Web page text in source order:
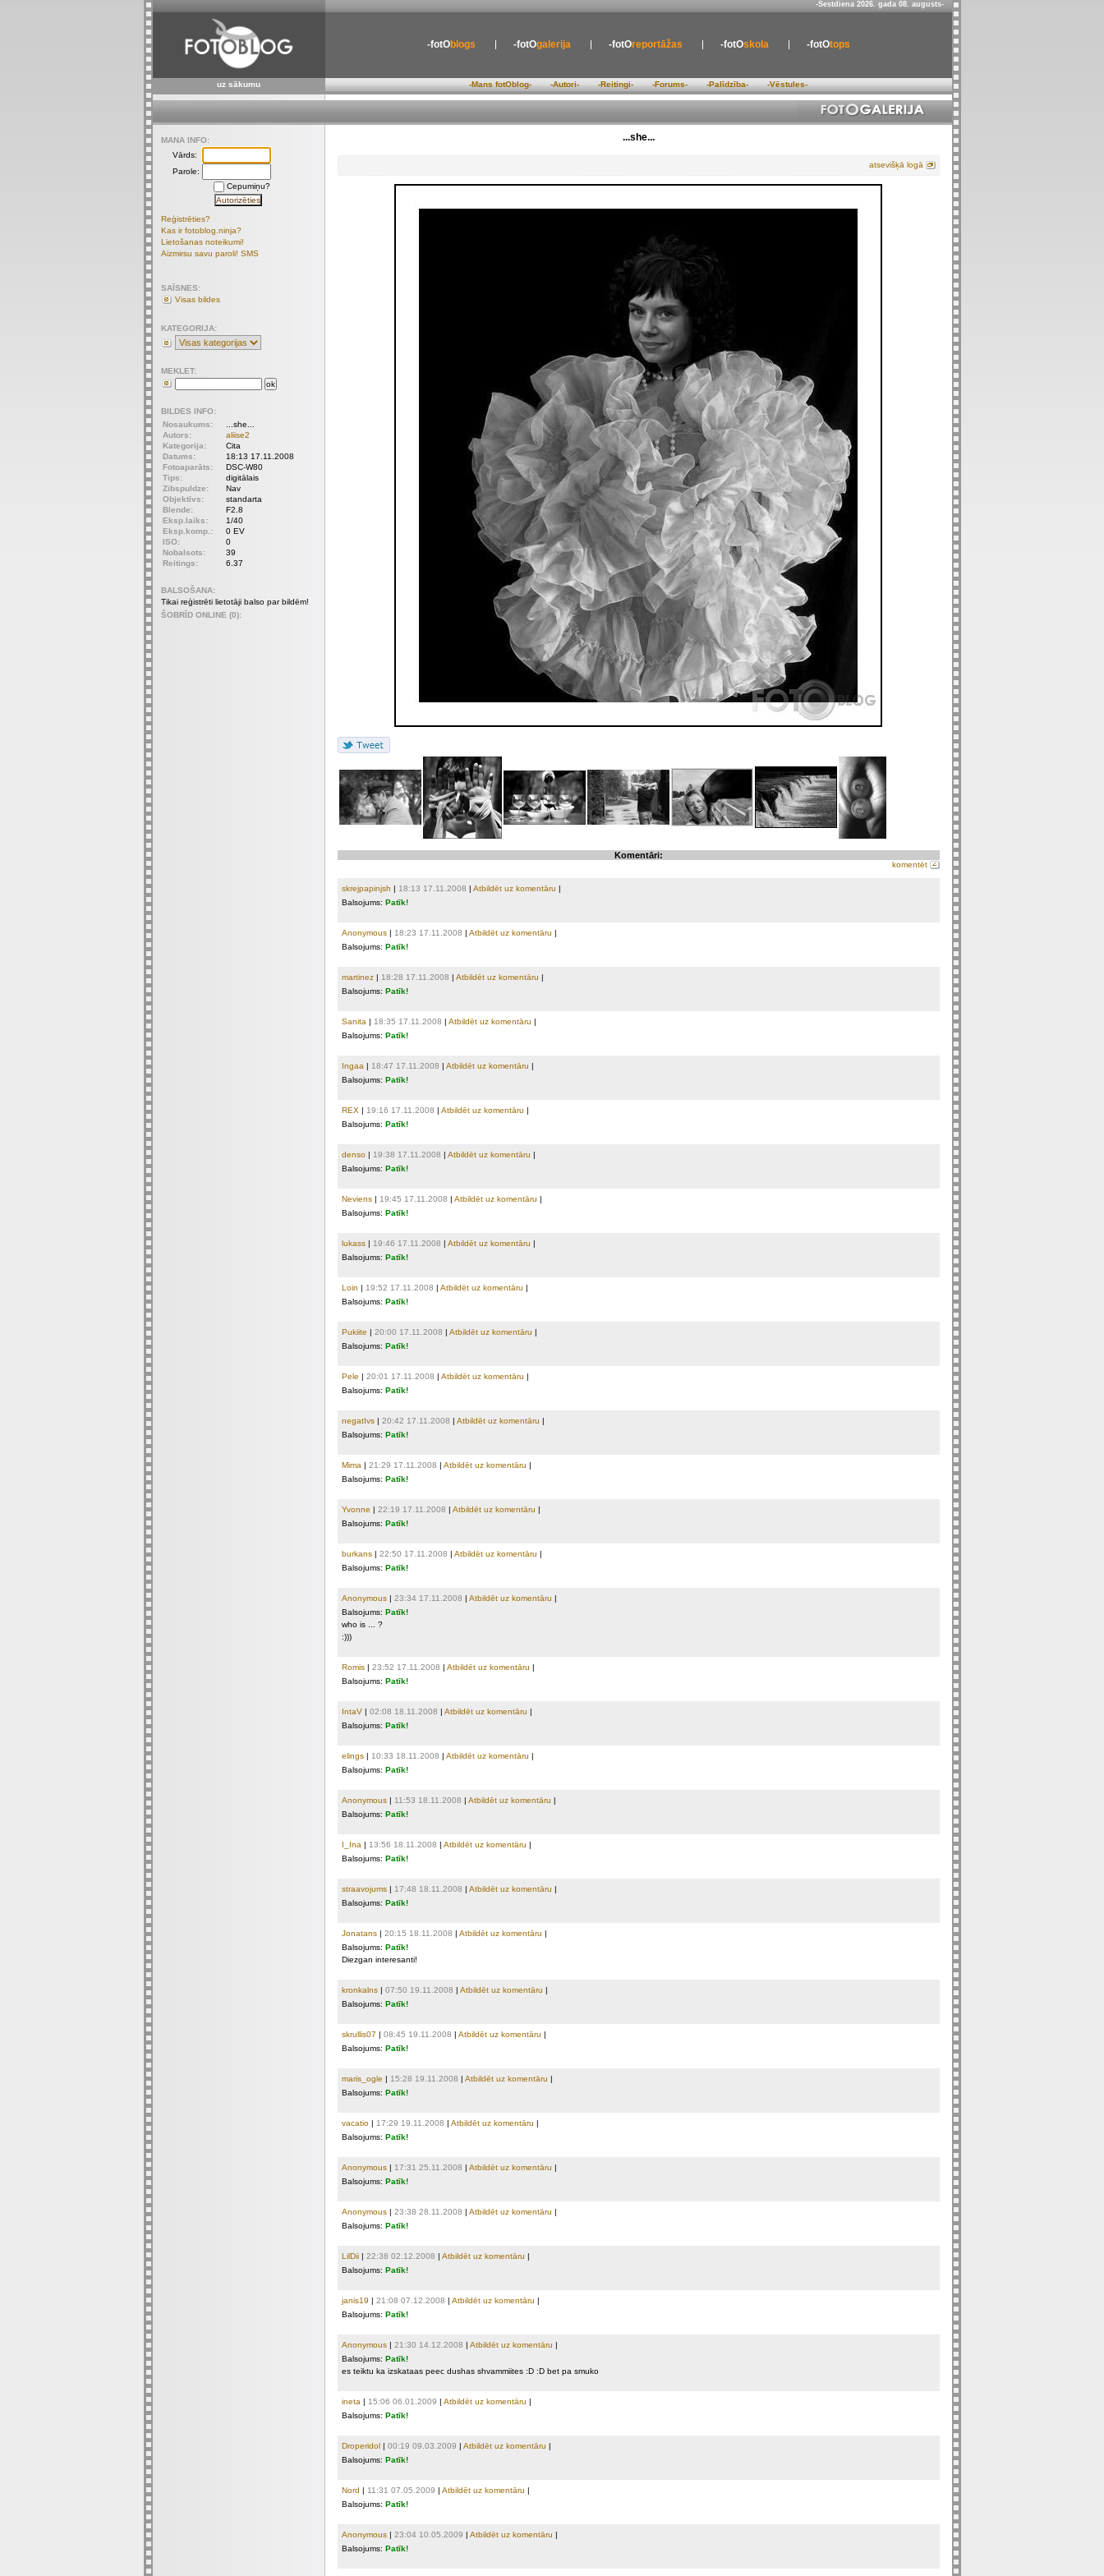
-Sestdiena 2026. gada 08. augusts-
-fotOblogs -fotOgalerija -fotOreportāžas -fotOskola -fotOtops
uz sākumu -Mans fotOblog- -Autori- -Reitingi- -Forums- -Palīdzība- -Vēstules-
...she...
atsevišķā logā
Komentāri:
komentēt
skrejpapinjsh 18:13 17.11.2008 Atbildēt uz komentāru
Balsojums: Patīk!
Anonymous| 18:23 17.11.2008 Atbildēt uz komentāru
Balsojums: Patīk!
martinez| 18:28 17.11.2008 Atbildēt uz komentāru
Balsojums: Patīk!
Sanita| 18:35 17.11.2008 Atbildēt uz komentāru
Balsojums: Patīk!
Ingaa| 18:47 17.11.2008 Atbildēt uz komentāru
Balsojums: Patīk!
REX| 19:16 17.11.2008 Atbildēt uz komentāru
Balsojums: Patīk!
denso| 19:38 17.11.2008 Atbildēt uz komentāru
Balsojums: Patīk!
Neviens| 19:45 17.11.2008 Atbildēt uz komentāru
Balsojums: Patīk!
lukass| 19:46 17.11.2008 Atbildēt uz komentāru
Balsojums: Patīk!
Loin 19:52 17.11.2008 Atbildēt uz komentāru
Balsojums: Patīk!
Pukiite 20:00 17.11.2008 Atbildēt uz komentāru
Balsojums: Patīk!
Pele 20:01 17.11.2008 Atbildēt uz komentāru
Balsojums: Patīk!
negatIvs| 20:42 17.11.2008 Atbildēt uz komentāru
Balsojums: Patīk!
Mima| 21:29 17.11.2008 Atbildēt uz komentāru
Balsojums: Patīk!
Yvonne 22:19 17.11.2008 Atbildēt uz komentāru
Balsojums: Patīk!
burkans| 22:50 17.11.2008 Atbildēt uz komentāru
Balsojums: Patīk!
Anonymous| 23:34 17.11.2008 Atbildēt uz komentāru
Balsojums: Patīk!
who is ... ?
:)))
Romis| 23:52 17.11.2008 Atbildēt uz komentāru
Balsojums: Patīk!
IntaV| 02:08 18.11.2008 Atbildēt uz komentāru
Balsojums: Patīk!
elings| 10:33 18.11.2008 Atbildēt uz komentāru
Balsojums: Patīk!
Anonymous| 11:53 18.11.2008 Atbildēt uz komentāru
Balsojums: Patīk!
I_Ina| 13:56 18.11.2008 Atbildēt uz komentāru
Balsojums: Patīk!
straavojums| 17:48 18.11.2008 Atbildēt uz komentāru
Balsojums: Patīk!
Jonatans| 20:15 18.11.2008 Atbildēt uz komentāru
Balsojums: Patīk!
Diezgan interesanti!
kronkalns| 07:50 19.11.2008 Atbildēt uz komentāru
Balsojums: Patīk!
skrullis07 08:45 19.11.2008 Atbildēt uz komentāru
Balsojums: Patīk!
maris_ogle 15:28 19.11.2008 Atbildēt uz komentāru
Balsojums: Patīk!
vacatio| 17:29 19.11.2008 Atbildēt uz komentāru
Balsojums: Patīk!
Anonymous| 17:31 25.11.2008 Atbildēt uz komentāru
Balsojums: Patīk!
Anonymous| 23:38 28.11.2008 Atbildēt uz komentāru
Balsojums: Patīk!
LilDii| 22:38 02.12.2008 Atbildēt uz komentāru
Balsojums: Patīk!
janis19 21:08 07.12.2008 Atbildēt uz komentāru
Balsojums: Patīk!
Anonymous| 21:30 14.12.2008 Atbildēt uz komentāru
Balsojums: Patīk!
es teiktu ka izskataas peec dushas shvammiites :D :D bet pa smuko
ineta| 15:06 06.01.2009 Atbildēt uz komentāru
Balsojums: Patīk!
Droperidol 00:19 09.03.2009 Atbildēt uz komentāru
Balsojums: Patīk!
Nord 11:31 07.05.2009 Atbildēt uz komentāru
Balsojums: Patīk!
Anonymous| 23:04 10.05.2009 Atbildēt uz komentāru
Balsojums: Patīk!
MANA INFO:
Vārds:
Parole:
Cepumiņu?
Reģistrēties?
Kas ir fotoblog.ninja?
Lietošanas noteikumi!
Aizmirsu savu paroli! SMS
SAĪSNES:
Visas bildes
KATEGORIJA:
MEKLET:
BILDES INFO:
Nosaukums:
...she...
Autors:
aliise2
Kategorija:
Cita
Datums:
18:13 17.11.2008
Fotoaparāts:
DSC-W80
Tips:
digitālais
Zibspuldze:
Nav
Objektīvs:
standarta
Blende:
F2.8
Eksp.laiks:
1/40
Eksp.komp.:
0 EV
ISO:
0
Nobalsots:
39
Reitings:
6.37
BALSOŠANA:
Tikai reģistrēti lietotāji balso par bildēm!
ŠOBRĪD ONLINE (0):